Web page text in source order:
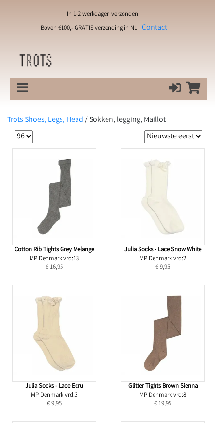
In 1-2 werkdagen verzonden |
Boven €100,- GRATIS verzending in NL Contact
Trots Shoes, Legs, Head/Sokken, legging, Maillot
Cotton Rib Tights Grey Melange
MP Denmark vrd:13
€ 16,95
Julia Socks - Lace Snow White
MP Denmark vrd:2
€ 9,95
Julia Socks - Lace Ecru
MP Denmark vrd:3
€ 9,95
Glitter Tights Brown Sienna
MP Denmark vrd:8
€ 19,95